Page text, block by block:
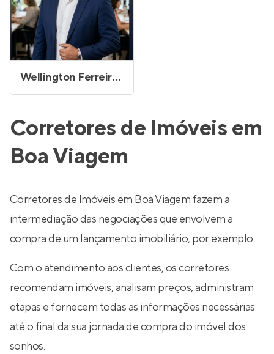
Wellington Ferreira Sales
Corretores de Imóveis em
Boa Viagem
Corretores de Imóveis em Boa Viagem fazem a
intermediação das negociações que envolvem a
compra de um lançamento imobiliário, por exemplo.
Com o atendimento aos clientes, os corretores
recomendam imóveis, analisam preços, administram
etapas e fornecem todas as informações necessárias
até o final da sua jornada de compra do imóvel dos
sonhos.